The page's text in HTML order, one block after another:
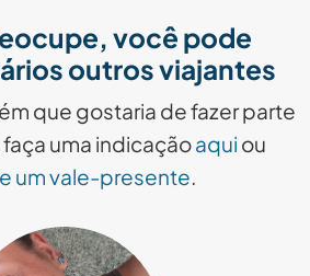
você pode
outros viajantes
que gostaria de fazer parte
uma indicaçãoaqui ou
um vale-presente